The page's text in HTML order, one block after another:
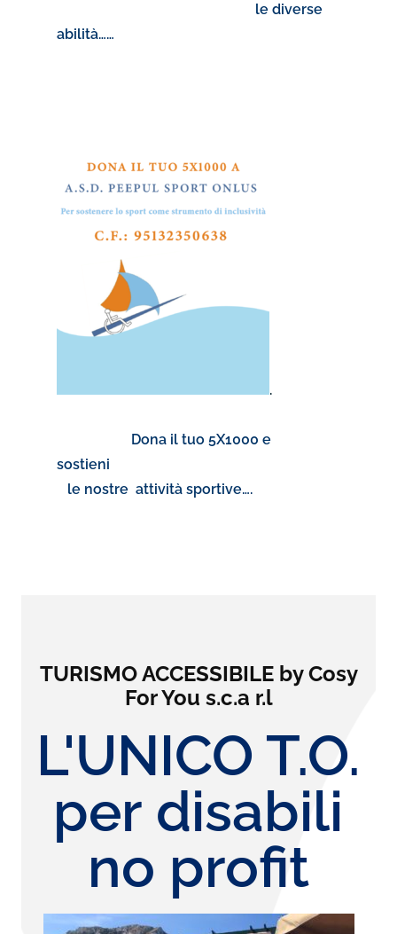
le diverse
abilità……
.
Dona il tuo 5X1000 e
sostieni
le nostre attività sportive….
TURISMO ACCESSIBILE by Cosy
For You s.c.a r.l
L'UNICO T.O.
per disabili
no profit